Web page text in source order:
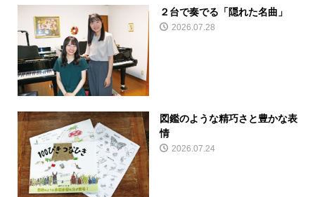
２台で奏でる「隠れた名曲」
2026.07.28
図鑑のような精巧さと豊かな表
情
2026.07.24